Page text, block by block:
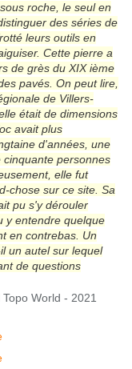
roche, le seul en
des séries de
leurs outils en
Cette pierre a
de grès du XIX ième
pavés. On peut lire,
de Villers-
était de dimensions
avait plus
d'années, une
personnes
elle fut
chose sur ce site. Sa
pu s'y dérouler
y entendre quelque
en contrebas. Un
un autel sur lequel
de questions
World - 2021